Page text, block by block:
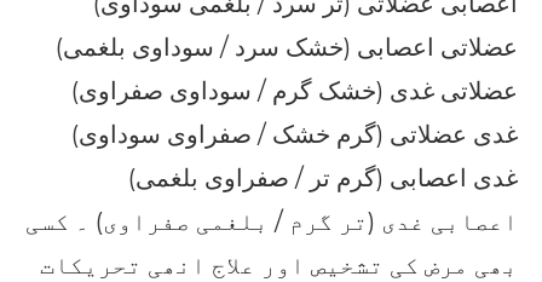
عضلاتی اعصابی (خشک سرد / سوداوی بلغمی)
عضلاتی غدی (خشک گرم / سوداوی صفراوی)
غدی عضلاتی (گرم خشک / صفراوی سوداوی)
غدی اعصابی (گرم تر / صفراوی بلغمی)
اعصابی غدی (تر گرم / بلغمی صفراوی) ۔ کسی
بھی مرض کی تشخیص اور علاج انھی تحریکات